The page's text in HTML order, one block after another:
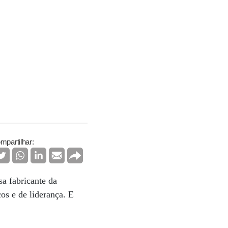
fabricante da
e de liderança. E